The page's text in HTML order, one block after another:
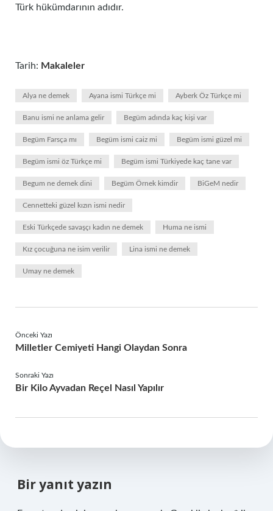
Türk hükümdarının adıdır.
Tarih: Makaleler
Alya ne demek Ayana ismi Türkçe mi Ayberk Öz Türkçe mi
Banu ismi ne anlama gelir Begüm adında kaç kişi var
Begüm Farsça mı Begüm ismi caiz mi Begüm ismi güzel mi
Begüm ismi öz Türkçe mi Begüm ismi Türkiyede kaç tane var
Begum ne demek dini Begüm Örnek kimdir BiGeM nedir
Cennetteki güzel kızın ismi nedir
Eski Türkçede savaşçı kadın ne demek Huma ne ismi
Kız çocuğuna ne isim verilir Lina ismi ne demek
Umay ne demek
Önceki Yazı
Milletler Cemiyeti Hangi Olaydan Sonra
Sonraki Yazı
Bir Kilo Ayvadan Reçel Nasıl Yapılır
Bir yanıt yazın